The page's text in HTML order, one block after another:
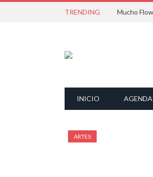
TRENDING
INICIO AGENDA
ARTES